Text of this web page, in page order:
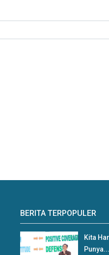
BERITA TERPOPULER
Kita
Punya...